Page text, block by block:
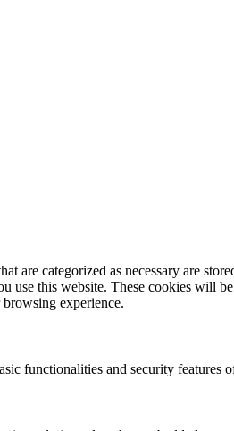
categorized as necessary are
use this website. These cookies will
experience.
functionalities and security features